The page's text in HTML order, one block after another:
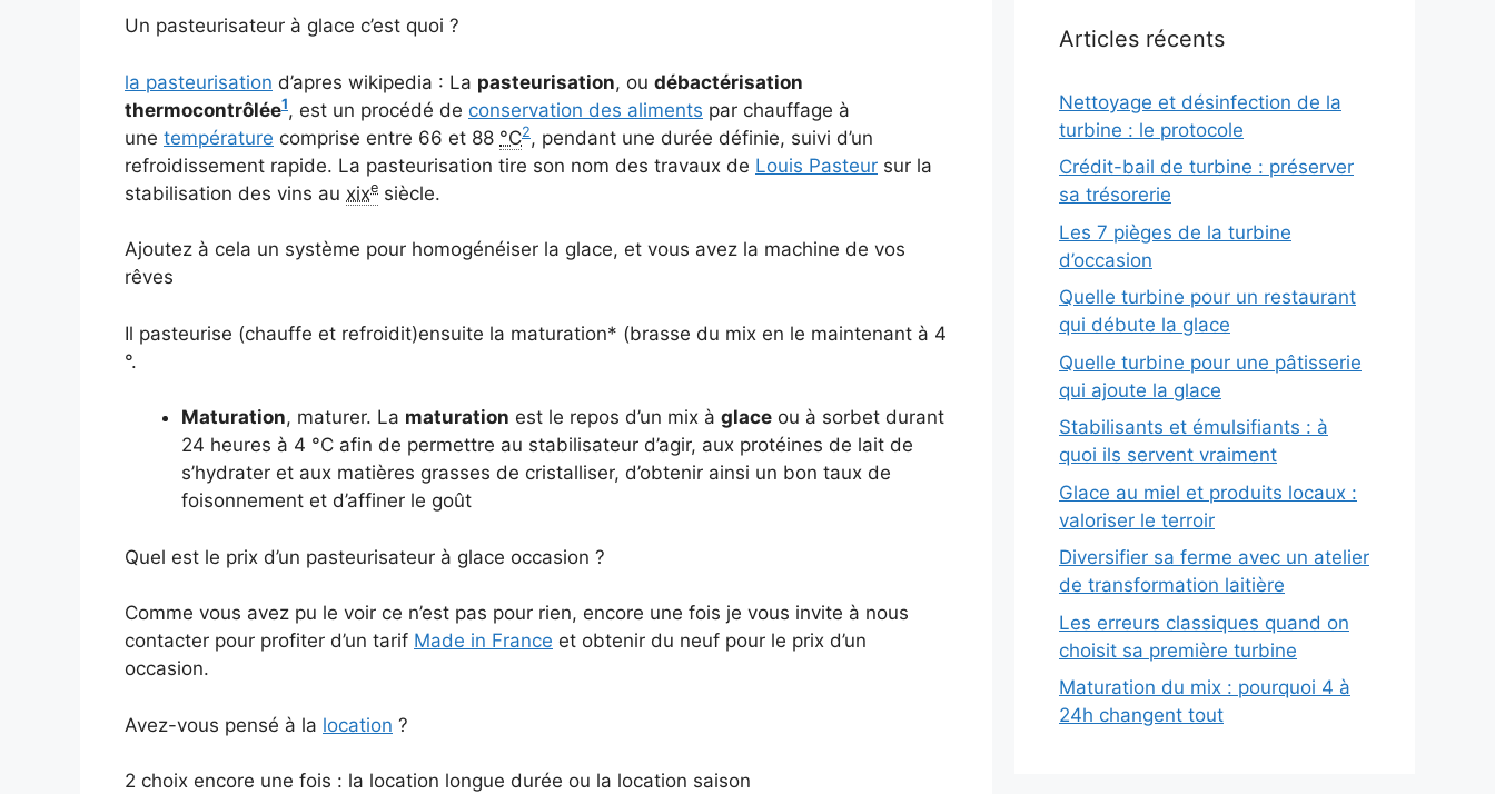
Un pasteurisateur à glace c’est quoi ?
la pasteurisation d’apres wikipedia : La pasteurisation, ou débactérisation
thermocontrôlée1, est un procédé de conservation des aliments par chauffage à
une température comprise entre 66 et 88 °C2, pendant une durée définie, suivi d’un
refroidissement rapide. La pasteurisation tire son nom des travaux de Louis Pasteur sur la
stabilisation des vins au xixe siècle.
Ajoutez à cela un système pour homogénéiser la glace, et vous avez la machine de vos
rêves
Il pasteurise (chauffe et refroidit)ensuite la maturation* (brasse du mix en le maintenant à 4
°.
Maturation, maturer. La maturation est le repos d’un mix à glace ou à sorbet durant
24 heures à 4 °C afin de permettre au stabilisateur d’agir, aux protéines de lait de
s’hydrater et aux matières grasses de cristalliser, d’obtenir ainsi un bon taux de
foisonnement et d’affiner le goût
Quel est le prix d’un pasteurisateur à glace occasion ?
Comme vous avez pu le voir ce n’est pas pour rien, encore une fois je vous invite à nous
contacter pour profiter d’un tarif Made in France et obtenir du neuf pour le prix d’un
occasion.
Avez-vous pensé à la location ?
2 choix encore une fois : la location longue durée ou la location saison
Articles récents
Nettoyage et désinfection de la
turbine : le protocole
Crédit-bail de turbine : préserver
sa trésorerie
Les 7 pièges de la turbine
d’occasion
Quelle turbine pour un restaurant
qui débute la glace
Quelle turbine pour une pâtisserie
qui ajoute la glace
Stabilisants et émulsifiants : à
quoi ils servent vraiment
Glace au miel et produits locaux :
valoriser le terroir
Diversifier sa ferme avec un atelier
de transformation laitière
Les erreurs classiques quand on
choisit sa première turbine
Maturation du mix : pourquoi 4 à
24h changent tout